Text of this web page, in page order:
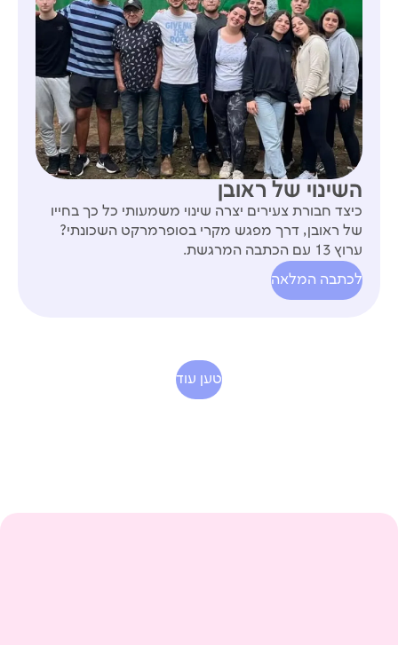
השינוי של ראובן
כיצד חבורת צעירים יצרה שינוי משמעותי כל כך בחייו
של ראובן, דרך מפגש מקרי בסופרמרקט השכונתי?
ערוץ 13 עם הכתבה המרגשת.
לכתבה המלאה
טען עוד